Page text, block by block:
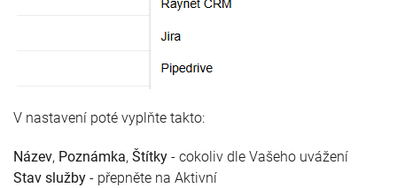
V nastavení poté vyplňte takto:
Název, Poznámka, Štítky - cokoliv dle Vašeho uvážení
Stav služby - přepněte na Aktivní